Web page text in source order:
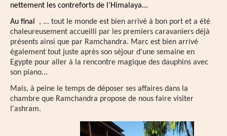
nettement les contreforts de l’Himalaya...
Au final
, ... tout le monde est bien arrivé à bon port et a été
chaleureusement accueilli par les premiers caravaniers déjà
présents ainsi que par Ramchandra. Marc est bien arrivé
également tout juste après son séjour d'une semaine en
Egypte pour aller à la rencontre magique des dauphins avec
son piano...
Mais, à peine le temps de déposer ses affaires dans la
chambre que Ramchandra propose de nous faire visiter
l'ashram.